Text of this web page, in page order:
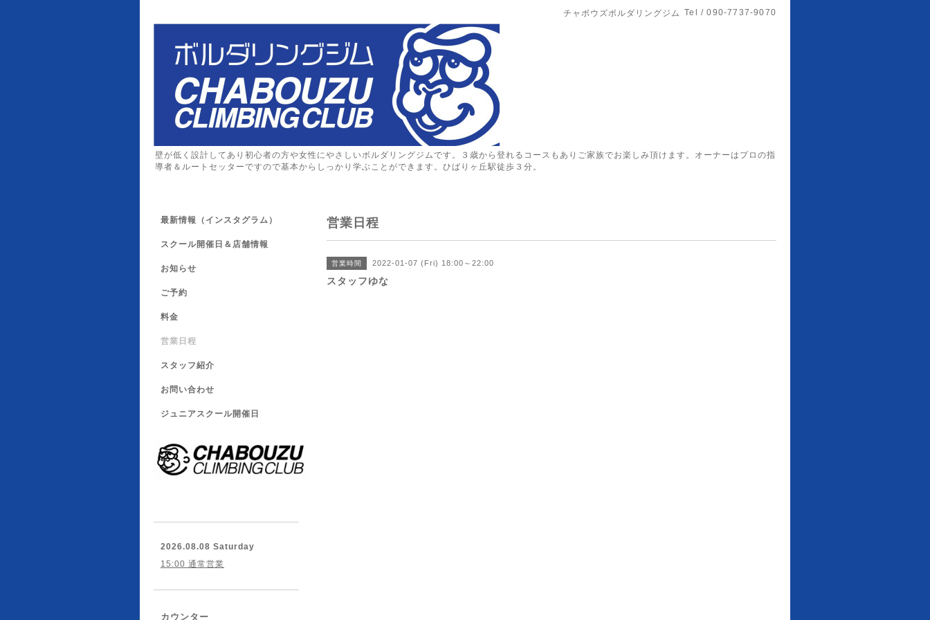
チャボウズボルダリングジム Tel / 090-7737-9070
壁が低く設計してあり初心者の方や女性にやさしいボルダリングジムです。３歳から登れるコースもありご家族でお楽しみ頂けます。オーナーはプロの指
導者＆ルートセッターですので基本からしっかり学ぶことができます。ひばりヶ丘駅徒歩３分。
営業日程
営業時間 2022-01-07 (Fri) 18:00～22:00
スタッフゆな
最新情報（インスタグラム）
スクール開催日＆店舗情報
お知らせ
ご予約
料金
営業日程
スタッフ紹介
お問い合わせ
ジュニアスクール開催日
2026.08.08 Saturday
15:00 通常営業
カウンター